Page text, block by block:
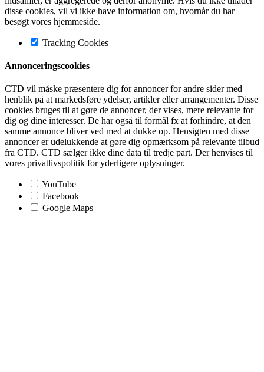
disse cookies, vil vi ikke have information om, hvornår du har
besøgt vores hjemmeside.
Tracking Cookies
Annonceringscookies
CTD vil måske præsentere dig for annoncer for andre sider med
henblik på at markedsføre ydelser, artikler eller arrangementer. Disse
cookies bruges til at gøre de annoncer, der vises, mere relevante for
dig og dine interesser. De har også til formål fx at forhindre, at den
samme annonce bliver ved med at dukke op. Hensigten med disse
annoncer er udelukkende at gøre dig opmærksom på relevante tilbud
fra CTD. CTD sælger ikke dine data til tredje part. Der henvises til
vores privatlivspolitik for yderligere oplysninger.
YouTube
Facebook
Google Maps